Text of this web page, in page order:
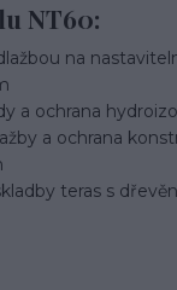
NT60:
na
a ochrana
a ochrana
teras s